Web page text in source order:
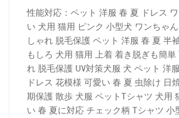
性能対応：ペット 洋服 春 夏 ドレス
い 犬用 猫用 ピンク 小型犬 ワンちゃ
しゃれ 脱毛保護 ペット 洋服 春 夏
もしろ 犬用 猫用 上着 着き脱ぎも簡
れ 脱毛保護 UV対策犬服 犬 ペット 洋
ドレス 花模様 可愛い 春 夏 虫除け 日
期保護 散歩 犬服 ペットTシャツ 犬用
い 春 夏に対応 チェック柄 Tシャツ 小